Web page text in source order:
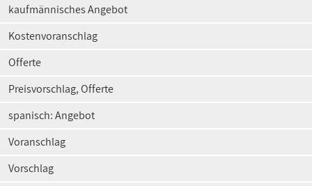
kaufmännisches Angebot
Kostenvoranschlag
Offerte
Preisvorschlag, Offerte
spanisch: Angebot
Voranschlag
Vorschlag